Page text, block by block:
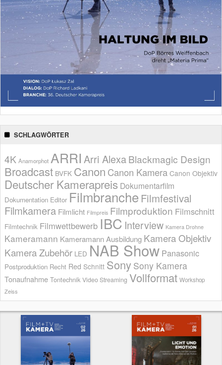
SCHLAGWÖRTER
4K Anamorphot ARRI Arri AlexaBlackmagic Design
Broadcast BVFK Canon Canon Kamera Canon Objektiv
Deutscher Kamerapreis Dokumentarfilm
Dokumentation Editor Filmbranche Filmfestival
Filmkamera Filmlicht Filmpreis Filmproduktion Filmschnitt
Filmtechnik Filmwettbewerb IBC Interview Kamera Drohne
Kameramann Kameramann Ausbildung Kamera Objektiv
Kamera Zubehör LED NAB Show Panasonic
Postproduktion Recht Red Schnitt Sony Sony Kamera
Tonaufnahme Tontechnik Video Streaming Vollformat Workshop
Zeiss